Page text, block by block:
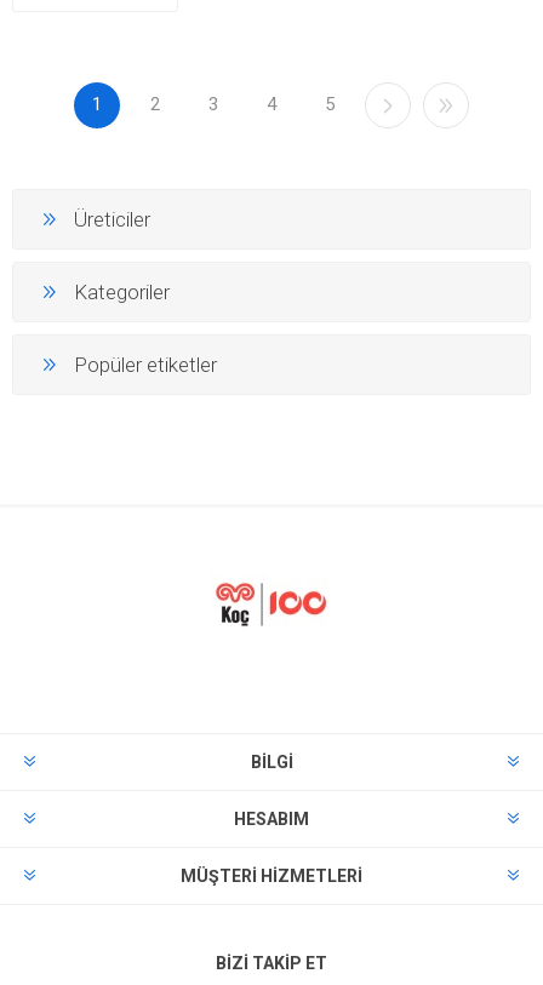
1 2 3 4 5
Üreticiler
Kategoriler
Popüler etiketler
BILGI
HESABIM
MÜŞTERI HIZMETLERI
BIZI TAKIP ET